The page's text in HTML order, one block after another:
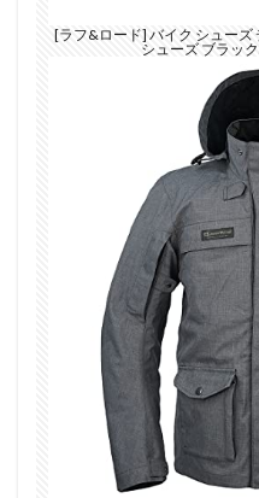
[ラフ&ロード] バイク シュー
シューズ ブラッ